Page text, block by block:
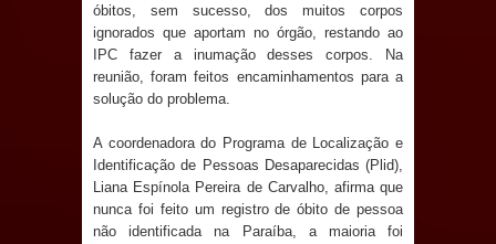
Santana 2026 será neste sábado (25)
e deve atrair grande público
lamenta a morte da ex-vereadora
Neta do Sindicato
óbitos, sem sucesso, dos muitos corpos
ignorados que aportam no órgão, restando ao
IPC fazer a inumação desses corpos. Na
reunião, foram feitos encaminhamentos para a
solução do problema.
A coordenadora do Programa de Localização e
Identificação de Pessoas Desaparecidas (Plid),
Liana Espínola Pereira de Carvalho, afirma que
nunca foi feito um registro de óbito de pessoa
não identificada na Paraíba, a maioria foi